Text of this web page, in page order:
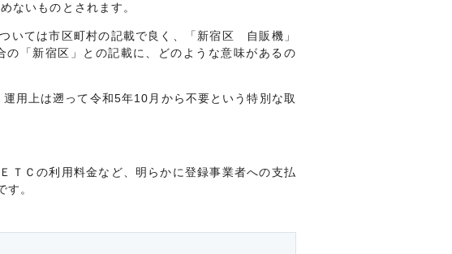
ないものとされます。
いては市区町村の記載で良く、「新宿区 自販機」
「新宿区」との記載に、どのような意味があるの
用上は遡って令和5年10月から不要という特別な取
ＴＣの利用料金など、明らかに登録事業者への支払
。